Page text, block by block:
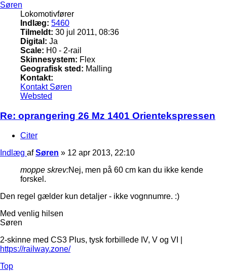
Søren
Lokomotivfører
Indlæg: 5460
Tilmeldt: 30 jul 2011, 08:36
Digital: Ja
Scale: H0 - 2-rail
Skinnesystem: Flex
Geografisk sted: Malling
Kontakt:
Kontakt Søren
Websted
Re: oprangering 26 Mz 1401 Orientekspressen
Citer
Indlæg afSøren » 12 apr 2013, 22:10
moppe skrev:Nej, men på 60 cm kan du ikke kende
forskel.
Den regel gælder kun detaljer - ikke vognnumre. :)
Med venlig hilsen
Søren
2-skinne med CS3 Plus, tysk forbillede IV, V og VI |
https://railway.zone/
Top